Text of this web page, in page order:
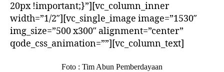
20px !important;}”][vc_column_inner
width=”1/2″][vc_single_image image=”1530″
img_size=”500 x300″ alignment=”center”
qode_css_animation=””][vc_column_text]
Foto : Tim Abun Pemberdayaan